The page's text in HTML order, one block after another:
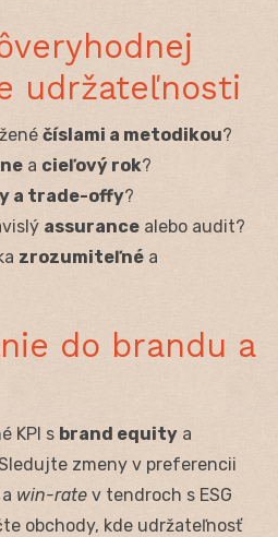
udržateľnosti
číslami a metodikou?
a cieľový rok?
a trade-offy?
assurance alebo audit?
zrozumiteľné a
do brandu a
KPI s brand equity a
zmeny v preferencii
win-rate v tendroch s ESG
obchody, kde udržateľnosť